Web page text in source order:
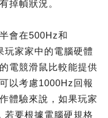
掉幀狀況。
會在500Hz和
玩家家中的電腦硬體
電競滑鼠比較能提供
以考慮1000Hz回報
體驗來說，如果玩家
若要根據電腦硬規格